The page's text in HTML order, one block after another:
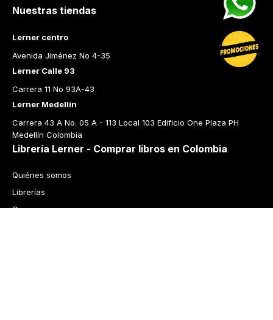
Nuestras tiendas
Lerner centro
Avenida Jiménez No 4-35
Lerner Calle 93
Carrera 11 No 93A-43
Lerner Medellín
Carrera 43 A No. 05 A - 113 Local 103 Edificio One Plaza PH
Medellín Colombia
Librería Lerner - Comprar libros en Colombia
Quiénes somos
Librerías
Cursos